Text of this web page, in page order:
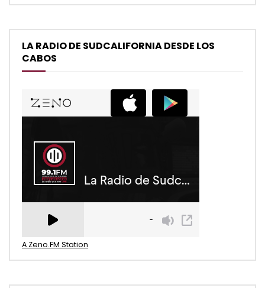
LA RADIO DE SUDCALIFORNIA DESDE LOS
CABOS
A Zeno.FM Station